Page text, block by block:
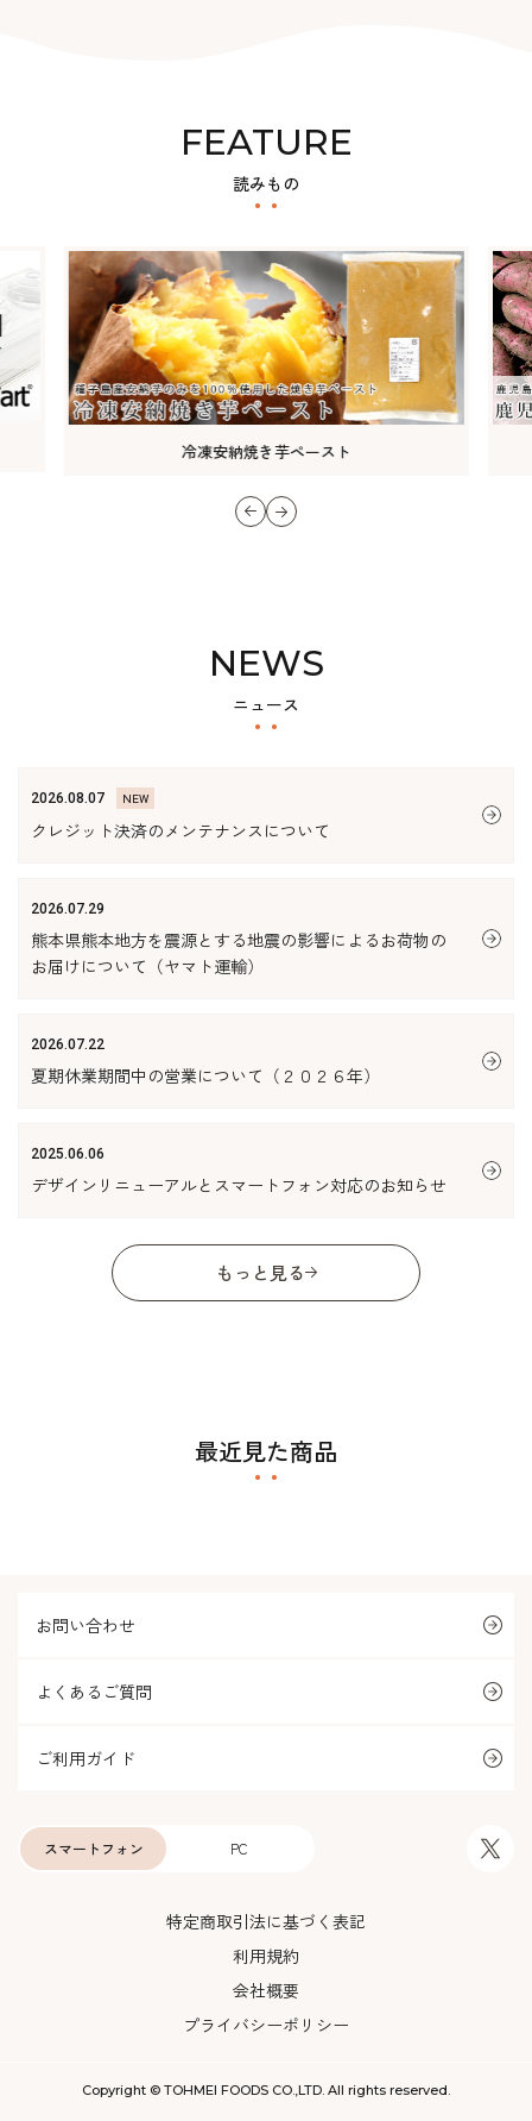
FEATURE
読みもの
鹿児島県大隅半島産・有機紅はるかペースト
NEWS
2026.08.07 NEW
クレジット決済のメンテナンスについて
2026.07.29
熊本県熊本地方を震源とする地震の影響によるお荷物の
お届けについて（ヤマト運輸）
2026.07.22
夏期休業期間中の営業について（２０２６年）
2025.06.06
デザインリニューアルとスマートフォン対応のお知らせ
もっと見る
最近見た商品
お問い合わせ
よくあるご質問
ご利用ガイド
PC
スマートフォン
特定商取引法に基づく表記
利用規約
会社概要
プライバシーポリシー
Copyright © TOHMEI FOODS CO.,LTD. All rights reserved.